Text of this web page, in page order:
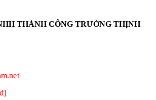
THÀNH CÔNG TRƯỜNG THỊNH